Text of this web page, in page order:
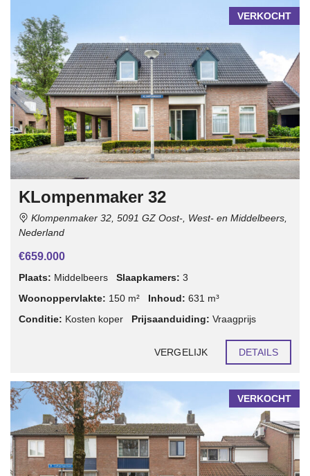
VERKOCHT
KLompenmaker 32
Klompenmaker 32, 5091 GZ Oost-, West- en Middelbeers,
Nederland
€659.000
Plaats: Middelbeers Slaapkamers: 3
Woonoppervlakte: 150 m² Inhoud: 631 m³
Conditie: Kosten koper Prijsaanduiding: Vraagprijs
VERGELIJK DETAILS
VERKOCHT